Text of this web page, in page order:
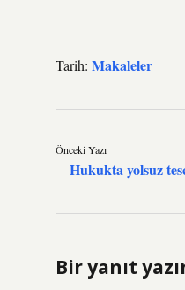
Tarih: Makaleler
Önceki Yazı
Hukukta yolsuz
Bir yanıt